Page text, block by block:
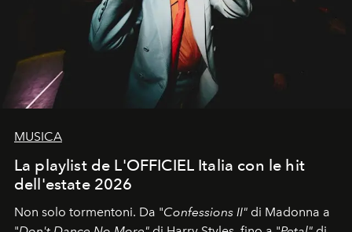
MUSICA
La playlist de L'OFFICIEL Italia con le hit
dell'estate 2026
Non solo tormentoni. Da "Confessions II" di Madonna a